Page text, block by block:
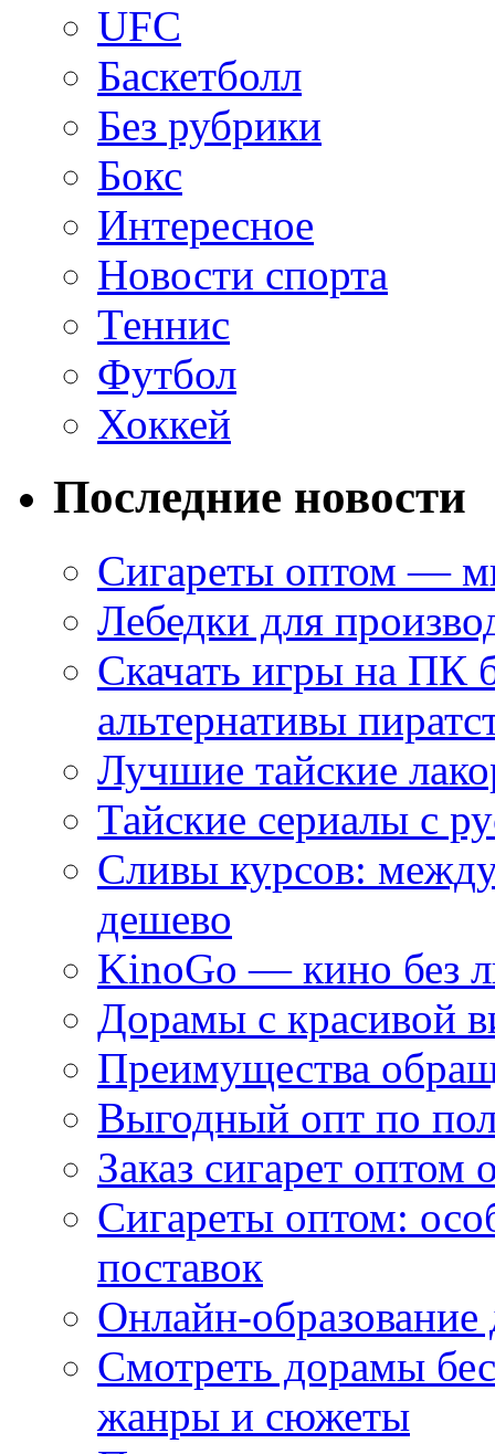
UFC
Баскетболл
Без рубрики
Бокс
Интересное
Новости спорта
Теннис
Футбол
Хоккей
Последние новости
Сигареты оптом —
Лебедки для
Скачать игры на ПК
альтернативы
Лучшие тайские
Тайские сериалы с
Сливы курсов:
дешево
KinoGo — кино без
Дорамы с красивой
Преимущества
Выгодный опт по
Заказ сигарет оптом
Сигареты оптом:
поставок
Онлайн-
Смотреть дорамы
жанры и сюжеты